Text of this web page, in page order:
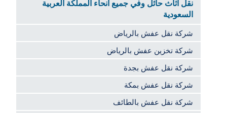
نقل اثاث حائل وفي جميع انحاء المملكة العربية
السعودية
شركة نقل عفش بالرياض
شركة تخزين عفش بالرياض
شركة نقل عفش بجدة
شركة نقل عفش بمكة
شركة نقل عفش بالطائف